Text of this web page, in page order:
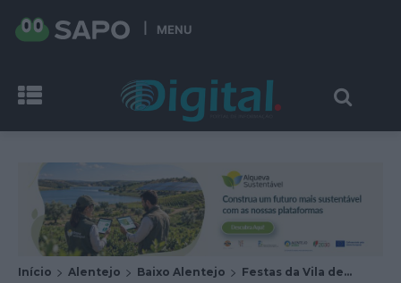
MENU
Início Alentejo Baixo Alentejo Festas da Vila de...